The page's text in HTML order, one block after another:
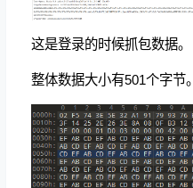
这是登录的时候抓包数据。
整体数据大小有501个字节。